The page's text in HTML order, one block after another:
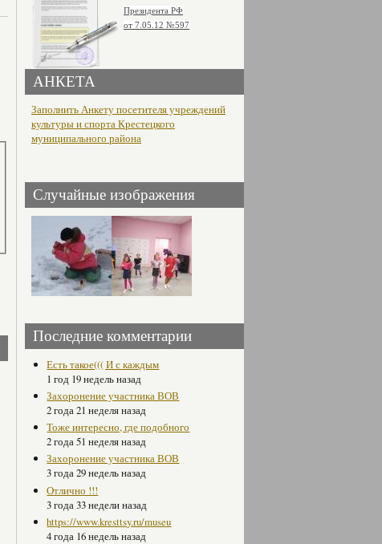
Президента РФ
от 7.05.12 №597
АНКЕТА
Заполнить Анкету посетителя учреждений
культуры и спорта Крестецкого
муниципального района
Случайные изображения
Последние комментарии
Есть такое((( И с каждым
1 год 19 недель назад
Захоронение участника ВОВ
2 года 21 неделя назад
Тоже интересно, где подобного
2 года 51 неделя назад
Захоронение участника ВОВ
3 года 29 недель назад
Отлично !!!
3 года 33 недели назад
https://www.kresttsy.ru/museu
4 года 16 недель назад